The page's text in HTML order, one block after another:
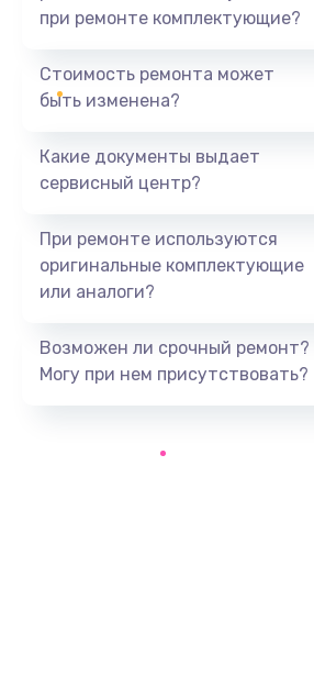
1950 руб.
Замена дренажа
Ремонт ТЭНа
Заказать
при ремонте комплектующие?
Стоимость ремонта может
быть изменена?
Какие документы выдает
сервисный центр?
При ремонте используются
оригинальные комплектующие
или аналоги?
Возможен ли срочный ремонт?
Могу при нем присутствовать?